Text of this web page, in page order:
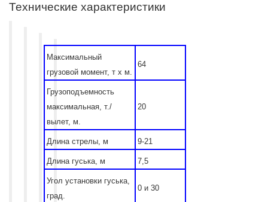
Технические характеристики
Максимальный
грузовой момент, т х м.
64
Грузоподъемность
максимальная, т./
вылет, м.
20
Длина стрелы, м 9-21
Длина гуська, м 7,5
Угол установки гуська,
град.
0 и 30